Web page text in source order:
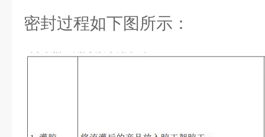
密封过程如下图所示：